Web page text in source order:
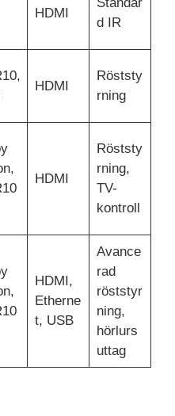
HDMI
d IR
HDMI
Röststy
rning
HDMI
Röststy
rning,
TV-
kontroll
HDMI,
Etherne
t, USB
Avance
rad
röststyr
ning,
hörlurs
uttag